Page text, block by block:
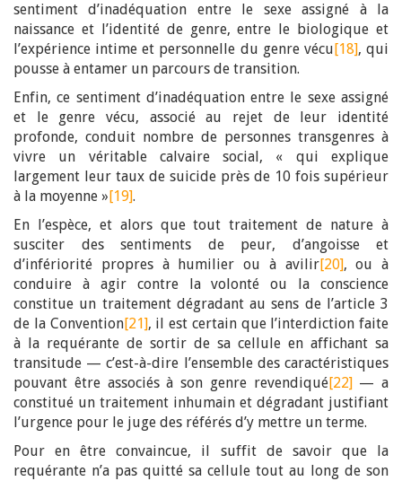
sentiment d’inadéquation entre le sexe assigné à la
naissance et l’identité de genre, entre le biologique et
l’expérience intime et personnelle du genre vécu[18], qui
pousse à entamer un parcours de transition.
Enfin, ce sentiment d’inadéquation entre le sexe assigné
et le genre vécu, associé au rejet de leur identité
profonde, conduit nombre de personnes transgenres à
vivre un véritable calvaire social, « qui explique
largement leur taux de suicide près de 10 fois supérieur
à la moyenne »[19].
En l’espèce, et alors que tout traitement de nature à
susciter des sentiments de peur, d’angoisse et
d’infériorité propres à humilier ou à avilir[20], ou à
conduire à agir contre la volonté ou la conscience
constitue un traitement dégradant au sens de l’article 3
de la Convention[21], il est certain que l’interdiction faite
à la requérante de sortir de sa cellule en affichant sa
transitude — c’est-à-dire l’ensemble des caractéristiques
pouvant être associés à son genre revendiqué[22]— a
constitué un traitement inhumain et dégradant justifiant
l’urgence pour le juge des référés d’y mettre un terme.
Pour en être convaincue, il suffit de savoir que la
requérante n’a pas quitté sa cellule tout au long de son